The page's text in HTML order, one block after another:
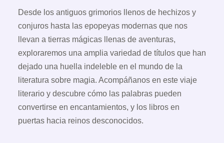
Desde los antiguos grimorios llenos de hechizos y
conjuros hasta las epopeyas modernas que nos
llevan a tierras mágicas llenas de aventuras,
exploraremos una amplia variedad de títulos que han
dejado una huella indeleble en el mundo de la
literatura sobre magia. Acompáñanos en este viaje
literario y descubre cómo las palabras pueden
convertirse en encantamientos, y los libros en
puertas hacia reinos desconocidos.